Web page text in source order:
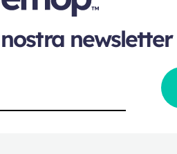
newsletter